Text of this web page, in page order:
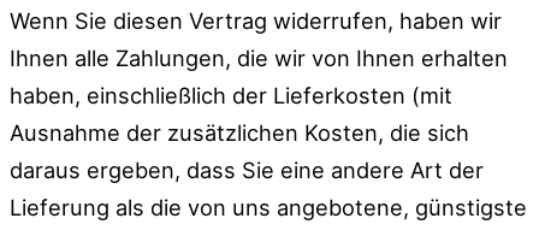
Wenn Sie diesen Vertrag widerrufen, haben wir
Ihnen alle Zahlungen, die wir von Ihnen erhalten
haben, einschließlich der Lieferkosten (mit
Ausnahme der zusätzlichen Kosten, die sich
daraus ergeben, dass Sie eine andere Art der
Lieferung als die von uns angebotene, günstigste